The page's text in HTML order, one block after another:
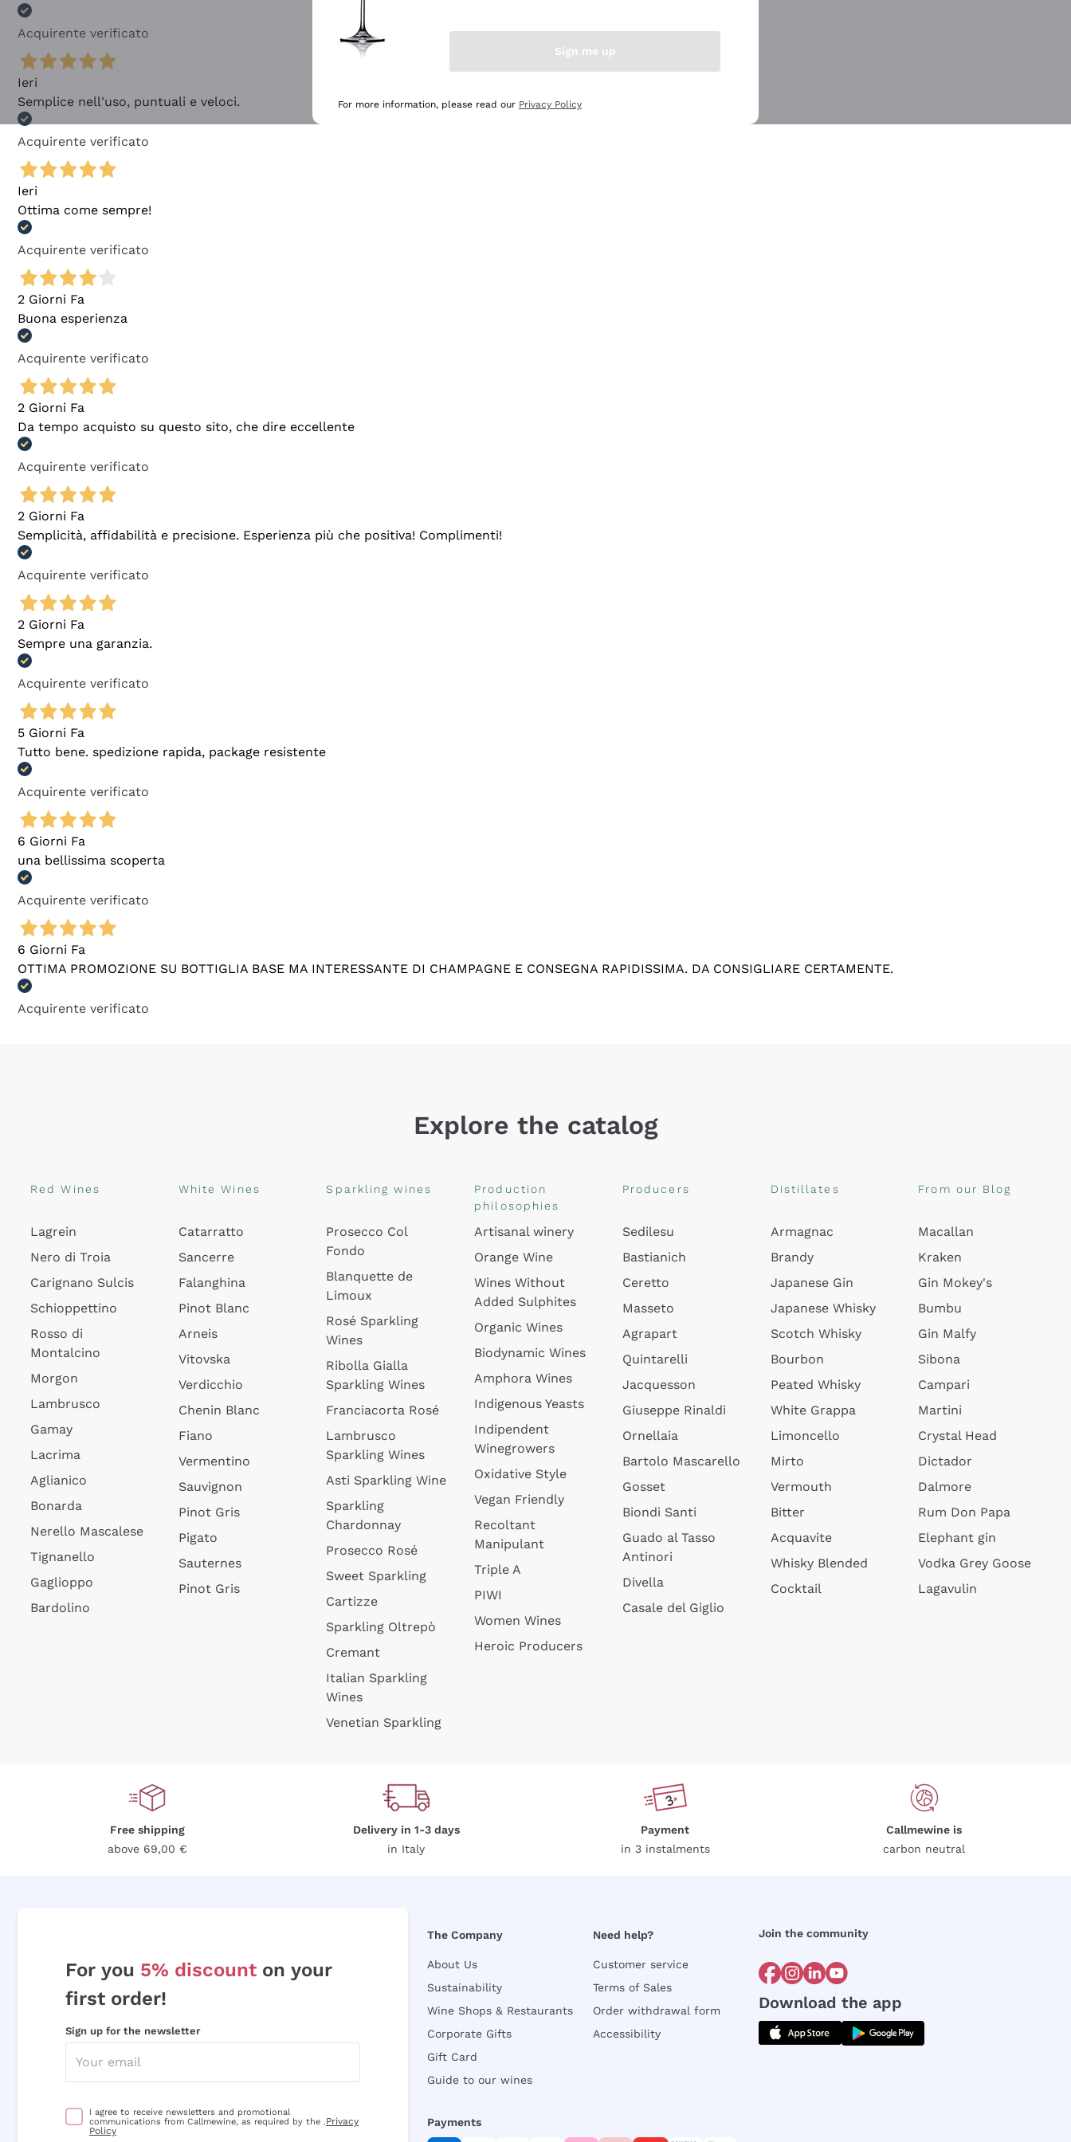
Acquirente verificato
Ieri
Semplice nell'uso, puntuali e veloci.
Acquirente verificato
Ieri
Ottima come sempre!
Acquirente verificato
2 Giorni Fa
Buona esperienza
Acquirente verificato
2 Giorni Fa
Da tempo acquisto su questo sito, che dire eccellente
Acquirente verificato
2 Giorni Fa
Semplicità, affidabilità e precisione. Esperienza più che positiva! Complimenti!
Acquirente verificato
2 Giorni Fa
Sempre una garanzia.
Acquirente verificato
5 Giorni Fa
Tutto bene. spedizione rapida, package resistente
Acquirente verificato
6 Giorni Fa
una bellissima scoperta
Acquirente verificato
6 Giorni Fa
OTTIMA PROMOZIONE SU BOTTIGLIA BASE MA INTERESSANTE DI CHAMPAGNE E CONSEGNA RAPIDISSIMA. DA CONSIGLIARE CERTAMENTE.
Acquirente verificato
Explore the catalog
Red Wines
Lagrein
Nero di Troia
Carignano Sulcis
Schioppettino
Rosso di
Montalcino
Morgon
Lambrusco
Gamay
Lacrima
Aglianico
Bonarda
Nerello Mascalese
Tignanello
Gaglioppo
Bardolino
White Wines
Catarratto
Sancerre
Falanghina
Pinot Blanc
Arneis
Vitovska
Verdicchio
Chenin Blanc
Fiano
Vermentino
Sauvignon
Pinot Gris
Pigato
Sauternes
Pinot Gris
Sparkling wines
Prosecco Col
Fondo
Blanquette de
Limoux
Rosé Sparkling
Wines
Ribolla Gialla
Sparkling Wines
Franciacorta Rosé
Lambrusco
Sparkling Wines
Asti Sparkling Wine
Sparkling
Chardonnay
Prosecco Rosé
Sweet Sparkling
Cartizze
Sparkling Oltrepò
Cremant
Italian Sparkling
Wines
Venetian Sparkling
Production
philosophies
Artisanal winery
Orange Wine
Wines Without
Added Sulphites
Organic Wines
Biodynamic Wines
Amphora Wines
Indigenous Yeasts
Indipendent
Winegrowers
Oxidative Style
Vegan Friendly
Recoltant
Manipulant
Triple A
PIWI
Women Wines
Heroic Producers
Producers
Sedilesu
Bastianich
Ceretto
Masseto
Agrapart
Quintarelli
Jacquesson
Giuseppe Rinaldi
Ornellaia
Bartolo Mascarello
Gosset
Biondi Santi
Guado al Tasso
Antinori
Divella
Casale del Giglio
Distillates
Armagnac
Brandy
Japanese Gin
Japanese Whisky
Scotch Whisky
Bourbon
Peated Whisky
White Grappa
Limoncello
Mirto
Vermouth
Bitter
Acquavite
Whisky Blended
Cocktail
From our Blog
Macallan
Kraken
Gin Mokey's
Bumbu
Gin Malfy
Sibona
Campari
Martini
Crystal Head
Dictador
Dalmore
Rum Don Papa
Elephant gin
Vodka Grey Goose
Lagavulin
Free shipping
above 69,00 €
Delivery in 1-3 days
in Italy
Payment
in 3 instalments
Callmewine is
carbon neutral
For you 5% discount on your
first order!
Sign up for the newsletter
I agree to receive newsletters and promotional
communications from Callmewine, as required by the .Privacy
Policy
The Company
About Us
Sustainability
Wine Shops & Restaurants
Corporate Gifts
Gift Card
Guide to our wines
Need help?
Customer service
Terms of Sales
Order withdrawal form
Accessibility
Join the community
Download the app
Payments
Sign me up
For more information, please read our Privacy Policy